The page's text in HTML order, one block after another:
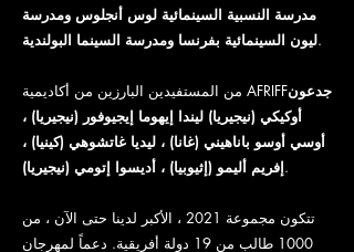
مدرسة النسبية السينمائية لوس أنجلوس ومدرسة
ليون السينمائية بفرنسا ومدرسة السينما البولندية.
من المستفيدين البارزين من أكاديمية AFRIFFجدعون
أوكيكي (نيجيريا) ليندا إيهوما إيجيوفور (نيجيريا) ،
أوسي أوسو باناهيني (غانا) ، ليديا غاتشوهي (كينيا) ،
إفريم أليمو (إثيوبيا) ، أديسوا إتومي (نيجيريا).
تتكون مجموعة 2021 ، الأكبر لدينا حتى الآن ، من
1000 طالب من 19 دولة أفريقية. دعماً لمهرجان